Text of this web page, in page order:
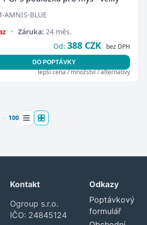
AMNIS-BLUE
• Záruka: 24 měs.
Od: 388 CZK bez DPH
DO POPTÁVKY
lepší cena / množství / alternativy
100
Kontakt
Ogroup s.r.o.
IČO: 24845124
Odkazy
Poptávkový
formulář